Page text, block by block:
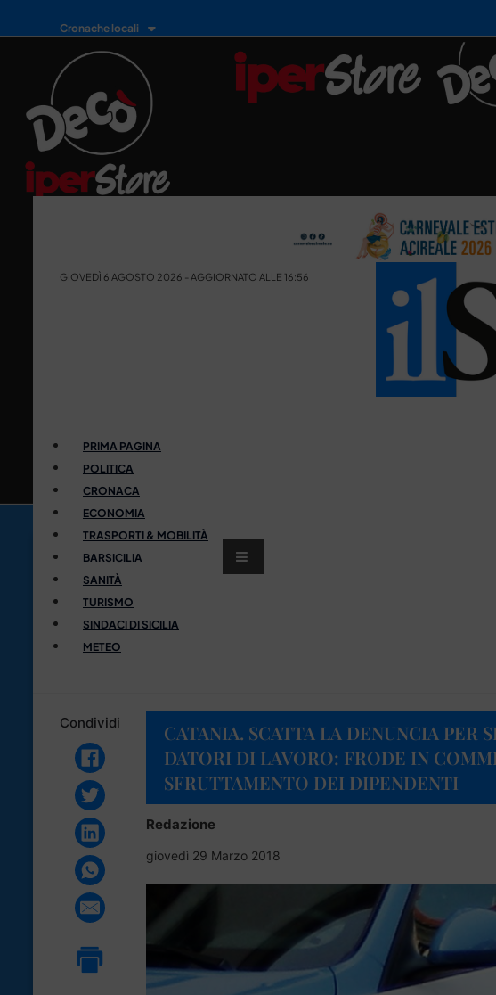
Cronache locali
GIOVEDÌ 6 AGOSTO 2026 - AGGIORNATO ALLE 16:56
PRIMA PAGINA
POLITICA
CRONACA
ECONOMIA
TRASPORTI & MOBILITÀ
BARSICILIA
SANITÀ
TURISMO
SINDACI DI SICILIA
METEO
Condividi
CATANIA. SCATTA LA DENUNCIA PER
DATORI DI LAVORO: FRODE IN
SFRUTTAMENTO DEI DIPENDENTI
Redazione
giovedì 29 Marzo 2018